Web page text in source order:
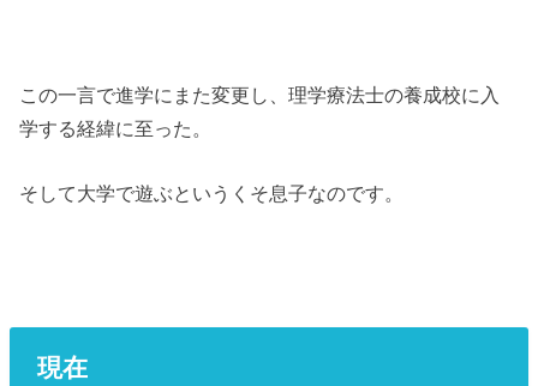
この一言で進学にまた変更し、理学療法士の養成校に入
学する経緯に至った。
そして大学で遊ぶというくそ息子なのです。
現在